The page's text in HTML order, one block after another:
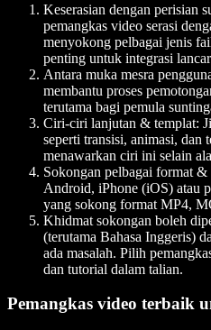
Keserasian dengan perisian
pemangkas video serasi
menyokong pelbagai jenis
penting untuk integrasi
Antara muka mesra
membantu proses
terutama bagi pemula
Ciri-ciri lanjutan & templat:
seperti transisi, animasi, dan
menawarkan ciri ini selain
Sokongan pelbagai format
Android, iPhone (iOS) atau
yang sokong format MP4,
Khidmat sokongan boleh
(terutama Bahasa Inggeris)
ada masalah. Pilih
dan tutorial dalam talian.
Pemangkas video terbaik